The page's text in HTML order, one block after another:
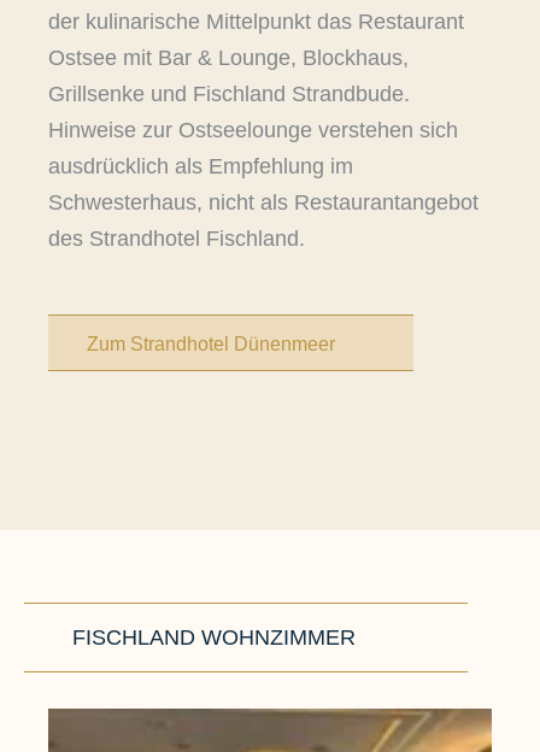
der kulinarische Mittelpunkt das Restaurant
Ostsee mit Bar & Lounge, Blockhaus,
Grillsenke und Fischland Strandbude.
Hinweise zur Ostseelounge verstehen sich
ausdrücklich als Empfehlung im
Schwesterhaus, nicht als Restaurantangebot
des Strandhotel Fischland.
Zum Strandhotel Dünenmeer
FISCHLAND WOHNZIMMER